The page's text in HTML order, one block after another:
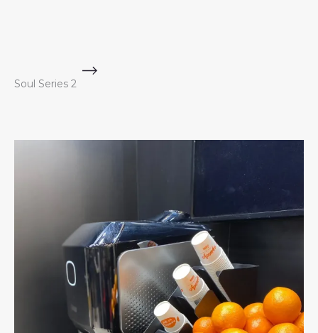
Soul Series 2